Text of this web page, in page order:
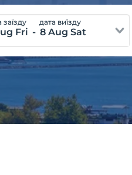
заїзду
Fri -
дата виїзду
8 Aug Sat